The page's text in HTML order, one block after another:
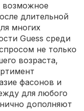
возможное
длительной
многих
Guess среди
не только
возраста,
фасонов и
для любого
дополняют